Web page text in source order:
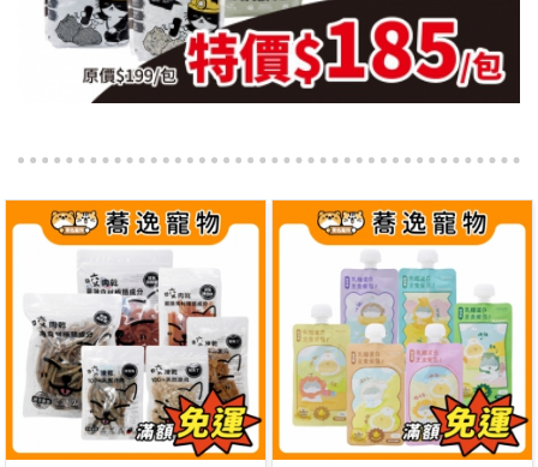
很抱歉!目前沒有資料...
很抱歉!目前沒有資料...